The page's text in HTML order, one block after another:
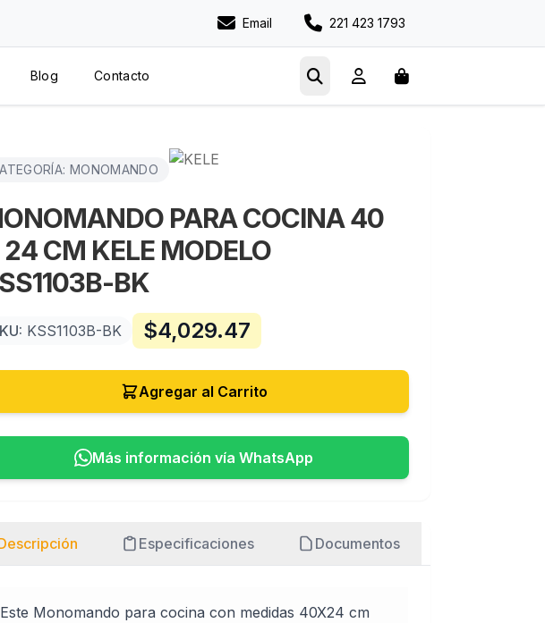
Email 221 423 1793
Blog Contacto
MONOMANDO
PARA COCINA 40
CM KELE MODELO
BK
KSS1103B-BK $4,029.47
Agregar al Carrito
Más información vía WhatsApp
Especificaciones Documentos
Este Monomando para cocina con medidas 40X24 cm